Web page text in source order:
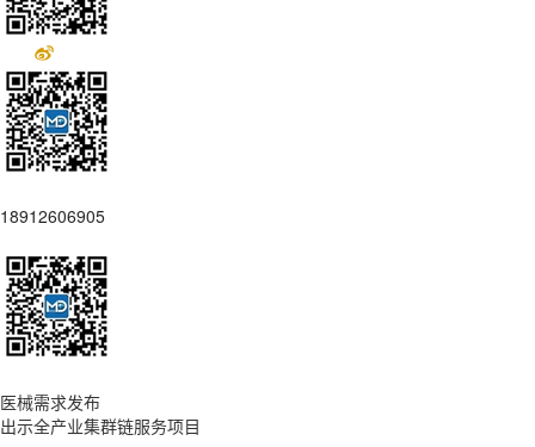
18912606905
医械需求发布
出示全产业集群链服务项目